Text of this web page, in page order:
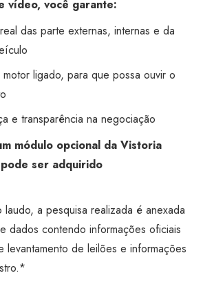
vídeo, você garante:
das parte externas, internas e da
ligado, para que possa ouvir o
e transparência na negociação
módulo opcional da Vistoria
ser adquirido
laudo, a pesquisa realizada é anexada
dados contendo informações oficiais
levantamento de leilões e informações